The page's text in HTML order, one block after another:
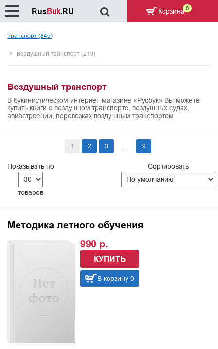
Транспорт (845)
Воздушный транспорт (210)
Воздушный транспорт
В букинистическом интернет-магазине «Русбук» Вы можете
купить книги о воздушном транспорте, воздушных судах,
авиастроении, перевозках воздушным транспортом.
1 2 3 9
Показывать по
товаров
Сортировать
Методика летного обучения
990 р.
КУПИТЬ
В корзину 0
RusBuk.RU Корзина 0